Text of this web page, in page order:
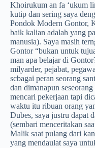
Khoirukum an fa ‘ukum
kutip dan sering saya
Pondok Modern Gontor,
baik kalian adalah yang
manusia). Saya masih
Gontor “bukan untuk
man apa belajar di
milyarder, pejabat,
scbagai peran seorang
dan dimanapun
mencari pekerjaan tapi
waktu itu ribuan orang
Dubes, saya justru dapat
(sembari menceritakan
Malik saat pulang dari
yang mendaulat saya